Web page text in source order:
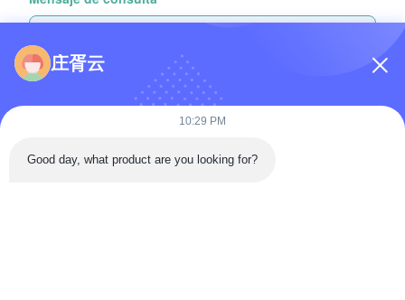
Adjunte archivos
庄胥云
10:29 PM
Good day, what product are you looking for?